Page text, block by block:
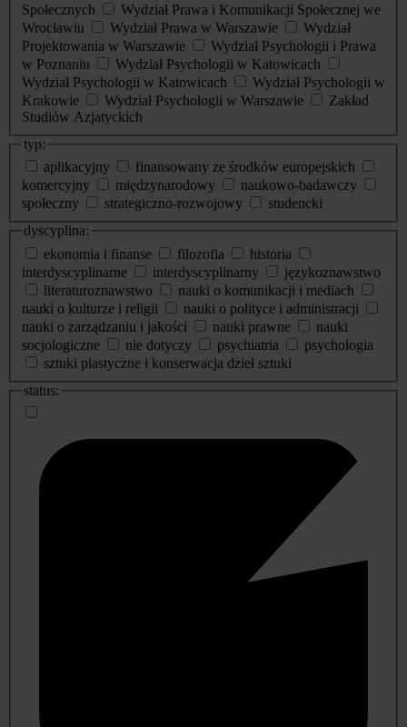
Społecznych
Wydział Prawa i Komunikacji Społecznej we
Wrocławiu
Wydział Prawa w Warszawie
Wydział
Projektowania w Warszawie
Wydział Psychologii i Prawa
w Poznaniu
Wydział Psychologii w Katowicach
Wydział Psychologii w Katowicach
Wydział Psychologii w
Krakowie
Wydział Psychologii w Warszawie
Zakład
Studiów Azjatyckich
typ:
aplikacyjny
finansowany ze środków europejskich
komercyjny
międzynarodowy
naukowo-badawczy
społeczny
strategiczno-rozwojowy
studencki
dyscyplina:
ekonomia i finanse
filozofia
historia
interdyscyplinarne
interdyscyplinarny
językoznawstwo
literaturoznawstwo
nauki o komunikacji i mediach
nauki o kulturze i religii
nauki o polityce i administracji
nauki o zarządzaniu i jakości
nauki prawne
nauki
socjologiczne
nie dotyczy psychiatria
psychologia
sztuki plastyczne i konserwacja dzieł sztuki
status: